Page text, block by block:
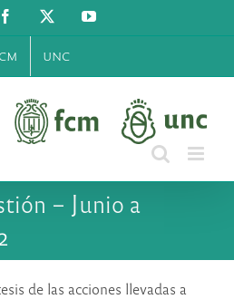
Facebook YouTube
UNC
– Junio a
de las acciones llevadas a